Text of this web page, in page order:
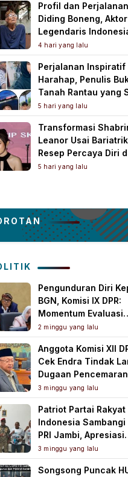
Profil dan
Diding Boneng,
Legendaris
Meninggal Dunia
4 hari yang lalu
Perjalanan Inspiratif
Harahap, Penulis
Tanah Rantau yang
Lewat Karya Best
5 hari yang lalu
Transformasi
Leanor Usai
Resep Percaya Diri
Rahasia Body
5 hari yang lalu
Pengunduran Diri
BGN, Komisi IX DPR:
Momentum Evaluasi
Menyeluruh Program
2 minggu yang lalu
Anggota Komisi XII
Cek Endra Tindak
Dugaan Pencemaran
Lingkungan PT
Mahkota Mas
3 minggu yang lalu
Patriot Partai Rakyat
Indonesia Sambangi
PRI Jambi, Apresiasi
Kesiapan dan
Cita Presiden
3 minggu yang lalu
Songsong Puncak